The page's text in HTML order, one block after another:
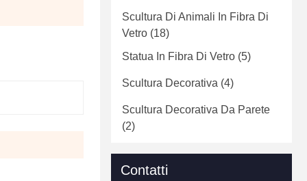
Scultura Di Animali In Fibra Di
Vetro (18)
Statua In Fibra Di Vetro (5)
Scultura Decorativa (4)
Scultura Decorativa Da Parete
(2)
Contatti